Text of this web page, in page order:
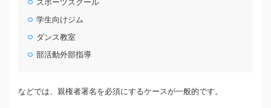
スポーツスクール
学生向けジム
ダンス教室
部活動外部指導
などでは、親権者署名を必須にするケースが一般的です。